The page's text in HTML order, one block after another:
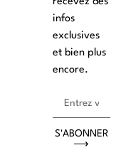
infos
exclusives
et bien plus
encore.
S'ABONNER
⟶